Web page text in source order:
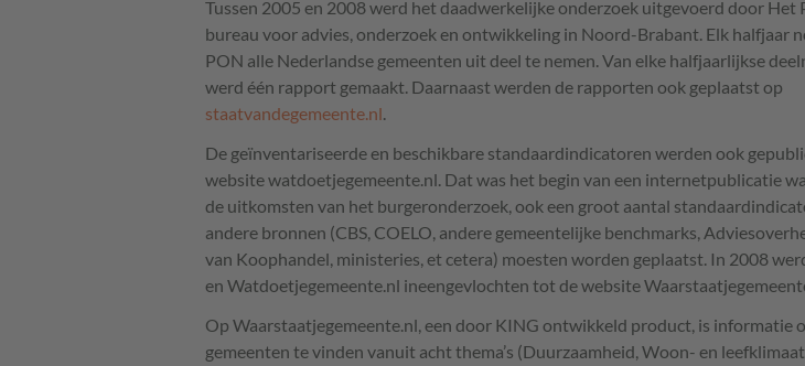
Tussen 2005 en 2008 werd het daadwerkelijke onderzoek uitgevoerd door Het
bureau voor advies, onderzoek en ontwikkeling in Noord-Brabant. Elk halfjaar
PON alle Nederlandse gemeenten uit deel te nemen. Van elke halfjaarlijkse
werd één rapport gemaakt. Daarnaast werden de rapporten ook geplaatst op
staatvandegemeente.nl.
De geïnventariseerde en beschikbare standaardindicatoren werden ook
website watdoetjegemeente.nl. Dat was het begin van een internetpublicatie
de uitkomsten van het burgeronderzoek, ook een groot aantal
andere bronnen (CBS, COELO, andere gemeentelijke benchmarks,
van Koophandel, ministeries, et cetera) moesten worden geplaatst. In 2008
en Watdoetjegemeente.nl ineengevlochten tot de website
Op Waarstaatjegemeente.nl, een door KING ontwikkeld product, is informatie
gemeenten te vinden vanuit acht thema’s (Duurzaamheid, Woon- en